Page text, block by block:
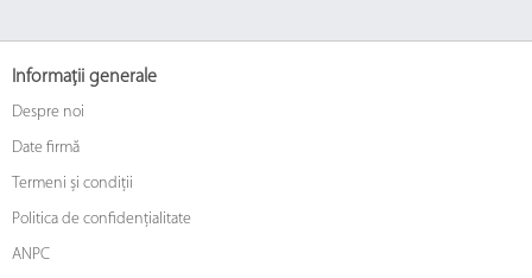
Informații generale
Despre noi
Date firmă
Termeni și condiții
Politica de confidențialitate
ANPC